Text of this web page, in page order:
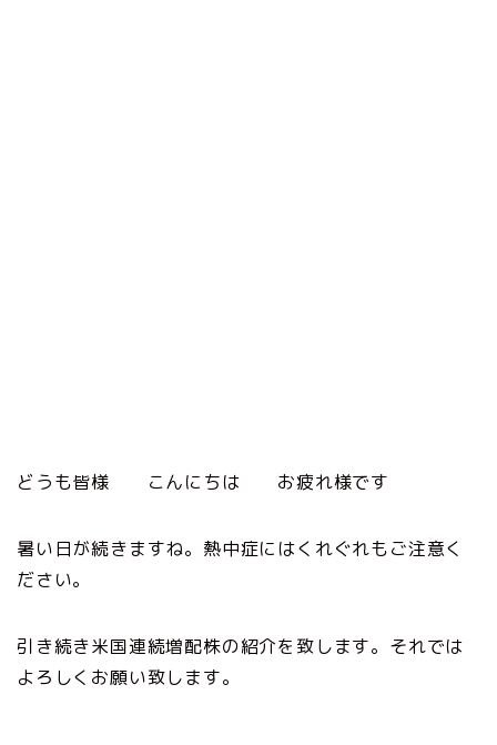
どうも皆様 こんにちは お疲れ様です
暑い日が続きますね。熱中症にはくれぐれもご注意く
ださい。
引き続き米国連続増配株の紹介を致します。それでは
よろしくお願い致します。